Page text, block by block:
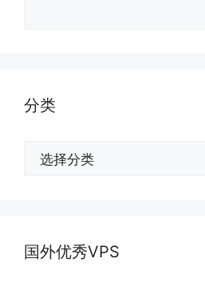
分类
国外优秀VPS